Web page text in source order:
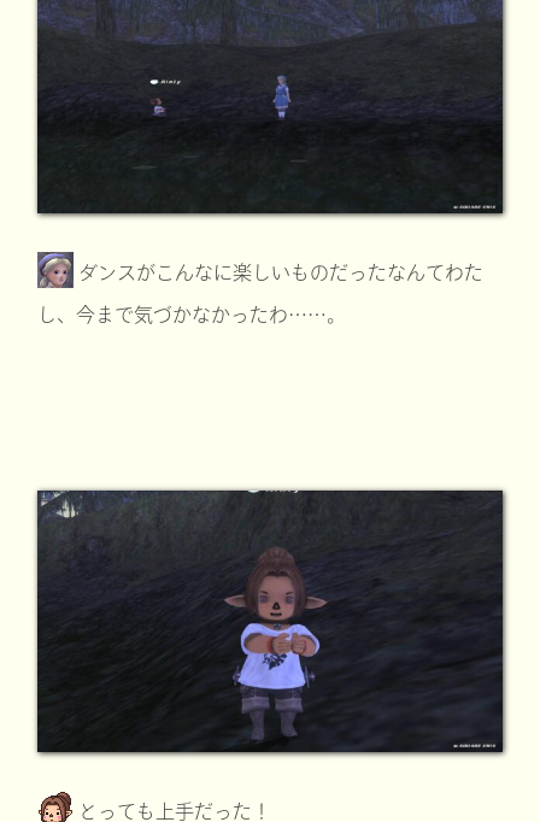
ダンスがこんなに楽しいものだったなんてわた
し、今まで気づかなかったわ……。
とっても上手だった！